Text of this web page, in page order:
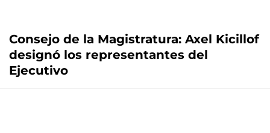
Consejo de la Magistratura: Axel Kicillof
designó los representantes del
Ejecutivo